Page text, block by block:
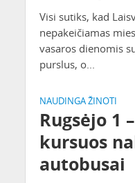
Visi sutiks, kad
nepakeičiamas
vasaros dienomis
purslus, o...
NAUDINGA ŽINOTI
Rugsėjo 1
kursuos
autobusai